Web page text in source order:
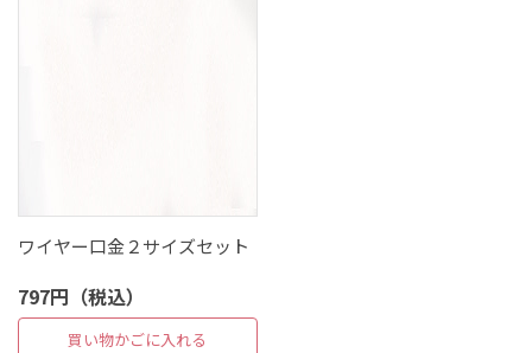
ワイヤー口金２サイズセット
797円（税込）
買い物かごに入れる